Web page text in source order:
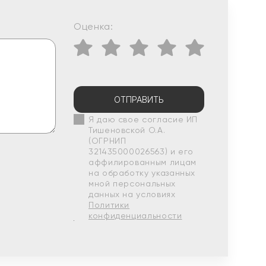
Оценка:
ОТПРАВИТЬ
Я даю свое согласие ИП
Тишеновской О.А.
(ОГРНИП
321435000026563) и его
аффилированным лицам
на обработку указанных
мной персональных
данных на условиях
Политики
конфиденциальности